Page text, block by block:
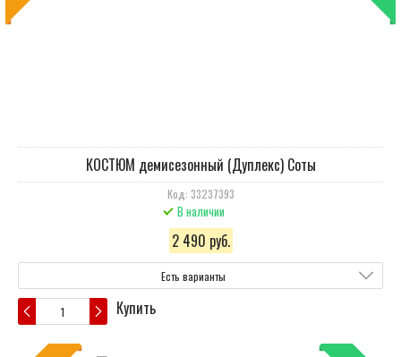
КОСТЮМ демисезонный (Дуплекс) Соты
Код: 33237393
В наличии
2 490 руб.
Есть варианты
Купить